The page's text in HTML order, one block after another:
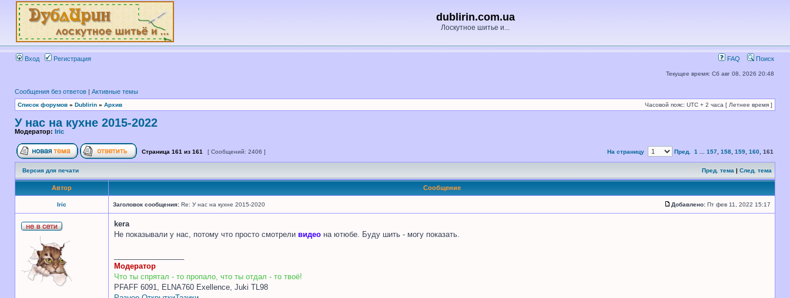
dublirin.com.ua
Лоскутное шитье и...
Вход Регистрация FAQ Поиск
Текущее время: Сб авг 08, 2026 20:48
Сообщения без ответов | Активные темы
Список форумов » Dublirin » Архив Часовой пояс: UTC + 2 часа [ Летнее время ]
У нас на кухне 2015-2022
Модератор: Iric
Страница 161 из 161 [ Сообщений: 2406 ] На страницу Пред. 1 157 158 159 160 161
Версия для печати Пред. тема | След. тема
Автор Сообщение
Iric Заголовок сообщения: Re: У нас на кухне 2015-2020 Добавлено: Пт фев 11, 2022 15:17
kera
Не показывали у нас, потому что просто смотрели видео на ютюбе. Буду шить - могу показать.
Модератор
Что ты спрятал - то пропало, что ты отдал - то твоё!
PFAFF 6091, ELNA760 Exellence, Juki TL98